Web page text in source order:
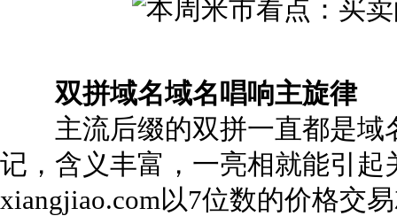
双拼域名域名唱响主旋律
主流后缀的双拼一直都是域
记，含义丰富，一亮相就能引起
xiangjiao.com以7位数的价格交